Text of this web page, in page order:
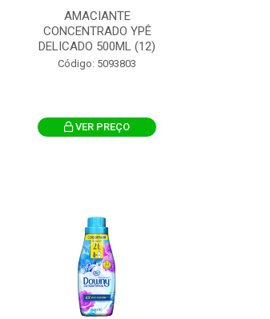
AMACIANTE
CONCENTRADO YPÊ
DELICADO 500ML (12)
Código: 5093803
VER PREÇO